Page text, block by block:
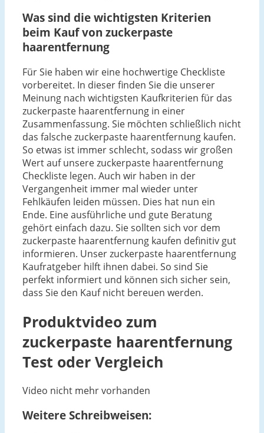
Was sind die wichtigsten Kriterien
beim Kauf von zuckerpaste
haarentfernung
Für Sie haben wir eine hochwertige Checkliste
vorbereitet. In dieser finden Sie die unserer
Meinung nach wichtigsten Kaufkriterien für das
zuckerpaste haarentfernung in einer
Zusammenfassung. Sie möchten schließlich nicht
das falsche zuckerpaste haarentfernung kaufen.
So etwas ist immer schlecht, sodass wir großen
Wert auf unsere zuckerpaste haarentfernung
Checkliste legen. Auch wir haben in der
Vergangenheit immer mal wieder unter
Fehlkäufen leiden müssen. Dies hat nun ein
Ende. Eine ausführliche und gute Beratung
gehört einfach dazu. Sie sollten sich vor dem
zuckerpaste haarentfernung kaufen definitiv gut
informieren. Unser zuckerpaste haarentfernung
Kaufratgeber hilft ihnen dabei. So sind Sie
perfekt informiert und können sich sicher sein,
dass Sie den Kauf nicht bereuen werden.
Produktvideo zum
zuckerpaste haarentfernung
Test oder Vergleich
Video nicht mehr vorhanden
Weitere Schreibweisen: